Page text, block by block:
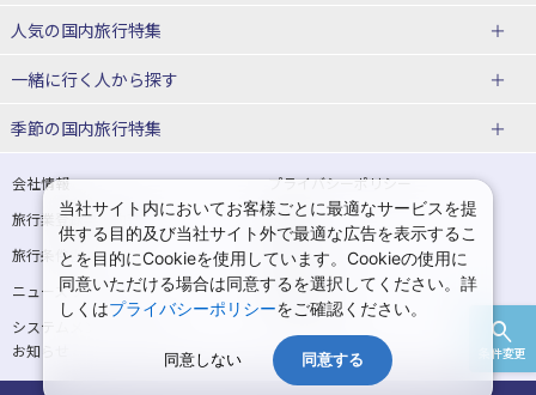
条件変更
宮城県
山形県
関東
埼玉県 千葉県
茨城県 栃木県
北陸
青森県ホテル・旅館
宮城県ホテル・旅館
山形県ホテル・旅館
東京都ホテル・旅館 神奈川県ホテル・旅館
埼玉県ホテル・旅館 千葉県ホテル・旅館
茨城県ホテル・旅館 栃木県ホテル・旅館
群馬県ホテル・旅館
湯の川温泉(北海道)
十勝川温泉(北海道)
洞爺湖温泉(北海道)
層雲峡温泉(北海道)
東北
花巻温泉(岩手) 蔵王温泉(山形)
かみのやま温泉(山形) 鳴子温泉(宮城)
秋保温泉(宮城) 飯坂温泉(福島)
北海道旅行・ツアー
東北
青森旅行・ツアー 岩手旅行・ツアー
宮城旅行・ツアー 秋田旅行・ツアー
山形旅行・ツアー 福島旅行・ツアー
東京旅行・ツアー 神奈川旅行・ツアー
人気の国内旅行特集
東京ディズニーリゾート®への旅
ユニバーサル・スタジオ・ジャパ
一緒に行く人から探す
一人旅 国内版
カップル・夫婦旅行 国内版 女子旅 国内版
卒業旅行・学生旅行 国内版
季節の国内旅行特集
桜・お花見特集
ゴールデンウィーク（GW）の国内
旅行
夏休み・お盆の国内旅行 7月の国内旅行
8月の国内旅行 9月の国内旅行
10月の国内旅行 11月の国内旅行
会社情報
プライバシーポリシー
旅行業登録票・約款
規約集
旅行条件書
商標について
ニュースリリース
採用情報
システムメンテナンスの
お知らせ
当社サイト内においてお客様ごとに最適なサービスを提
供する目的及び当社サイト外で最適な広告を表示するこ
とを目的にCookieを使用しています。Cookieの使用に
同意いただける場合は同意するを選択してください。詳
しくはプライバシーポリシーをご確認ください。
同意しない 同意する